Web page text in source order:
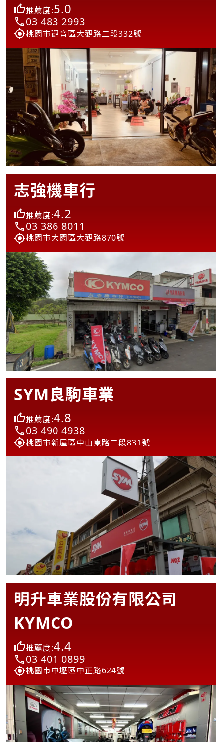
推薦度:5.0
03 483 2993
桃園市觀音區大觀路二段332號
志強機車行
推薦度:4.2
03 386 8011
桃園市大園區大觀路870號
SYM良駒車業
推薦度:4.8
03 490 4938
桃園市新屋區中山東路二段831號
明升車業股份有限公司
KYMCO
推薦度:4.4
03 401 0899
桃園市中壢區中正路624號